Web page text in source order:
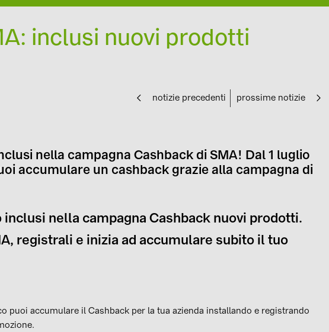
inclusi nuovi prodotti
notizie precedenti prossime notizie
nella campagna Cashback di SMA! Dal 1 luglio
accumulare un cashback grazie alla campagna di
nella campagna Cashback nuovi prodotti.
registrali e inizia ad accumulare subito il tuo
puoi accumulare il Cashback per la tua azienda installando e registrando